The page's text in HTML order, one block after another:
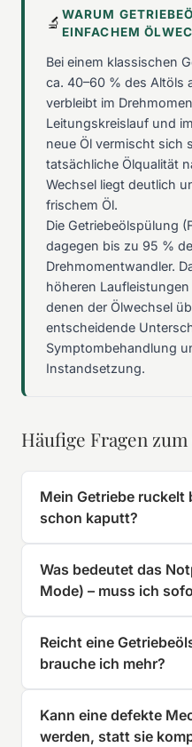
🔬 WARUM
EINFACHEM
Bei einem klassischen
ca. 40–60 % des Altöls
verbleibt im
Leitungskreislauf und
neue Öl vermischt sich
tatsächliche Ölqualität
Wechsel liegt deutlich
frischem Öl.
Die Getriebeölspülung
dagegen bis zu 95 %
Drehmomentwandler.
höheren
denen der Ölwechsel
entscheidende
Symptombehandlung
Instandsetzung.
Häufige Fragen
Mein Getriebe ruckelt
schon kaputt?
Was bedeutet das
Mode) – muss ich
Reicht eine
brauche ich mehr?
Kann eine defekte
werden, statt sie